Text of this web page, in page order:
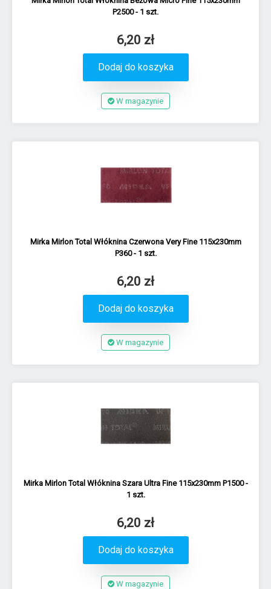
P2500 - 1 szt.
6,20 zł
Dodaj do koszyka
W magazynie
Mirka Mirlon Total Włóknina Czerwona Very Fine 115x230mm
P360 - 1 szt.
6,20 zł
Dodaj do koszyka
W magazynie
Mirka Mirlon Total Włóknina Szara Ultra Fine 115x230mm P1500 -
1 szt.
6,20 zł
Dodaj do koszyka
W magazynie